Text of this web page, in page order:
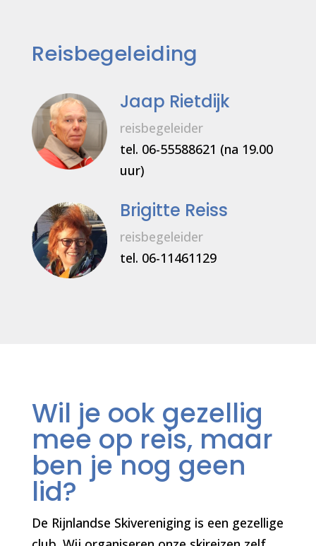
Reisbegeleiding
Jaap Rietdijk
reisbegeleider
tel. 06-55588621 (na 19.00
uur)
Brigitte Reiss
reisbegeleider
tel. 06-11461129
Wil je ook gezellig
mee op reis, maar
ben je nog geen
lid?
De Rijnlandse Skivereniging is een gezellige